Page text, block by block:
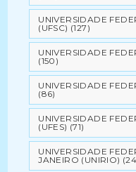
UNIVERSIDADE
(UFSC) (127)
UNIVERSIDADE
(150)
UNIVERSIDADE
(86)
UNIVERSIDADE
(UFES) (71)
UNIVERSIDADE
JANEIRO (UNIRIO)